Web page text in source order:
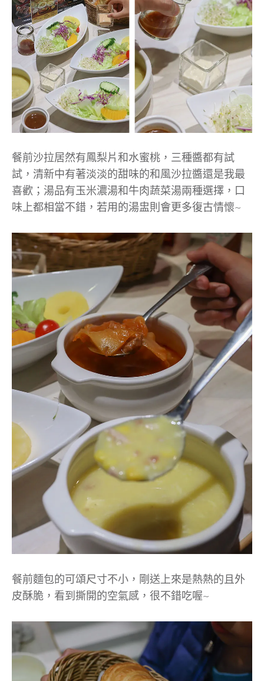
餐前沙拉居然有鳳梨片和水蜜桃，三種醬都有試
試，清新中有著淡淡的甜味的和風沙拉醬還是我最
喜歡；湯品有玉米濃湯和牛肉蔬菜湯兩種選擇，口
味上都相當不錯，若用的湯盅則會更多復古情懷~
餐前麵包的可頌尺寸不小，剛送上來是熱熱的且外
皮酥脆，看到撕開的空氣感，很不錯吃喔~